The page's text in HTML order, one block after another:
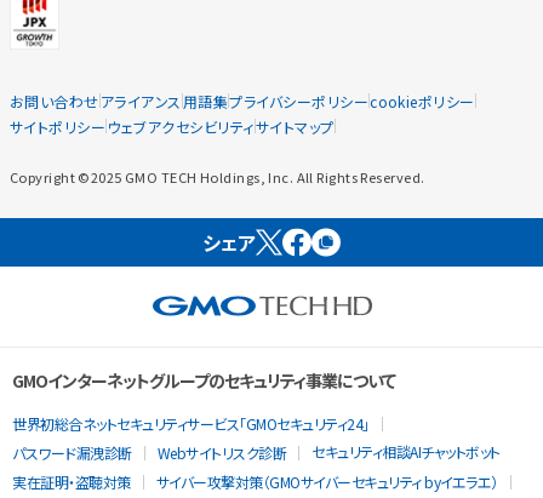
お問い合わせアライアンス 用語集プライバシーポリシーcookieポリシー
サイトポリシー ウェブアクセシビリティサイトマップ
Copyright ©2025 GMO TECH Holdings, Inc. All Rights Reserved.
シェア
GMOインターネットグループのセキュリティ事業について
世界初総合ネットセキュリティサービス「GMOセキュリティ24」
パスワード漏洩診断
Webサイトリスク診断
セキュリティ相談AIチャットボット
実在証明・盗聴対策
サイバー攻撃対策（GMOサイバーセキュリティ byイエラエ）